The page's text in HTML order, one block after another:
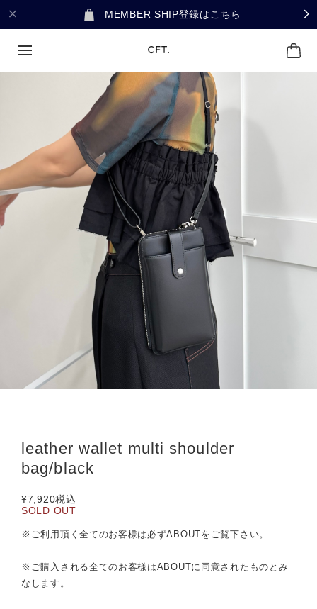
MEMBER SHIP登録はこちら
leather wallet multi shoulder
bag/black
¥7,920税込
SOLD OUT
※ご利用頂く全てのお客様は必ずABOUTをご覧下さい。
※ご購入される全てのお客様はABOUTに同意されたものとみ
なします。